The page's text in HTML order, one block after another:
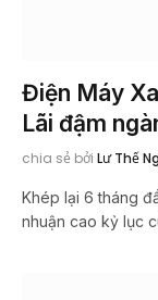
Điện Máy
Lãi đậm
chia sẻ bởi Lư Thế
Khép lại 6 tháng
nhuận cao kỷ lục